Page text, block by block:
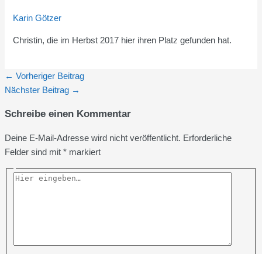
Karin Götzer
Christin, die im Herbst 2017 hier ihren Platz gefunden hat.
← Vorheriger Beitrag
Nächster Beitrag →
Schreibe einen Kommentar
Deine E-Mail-Adresse wird nicht veröffentlicht. Erforderliche
Felder sind mit *markiert
Hier